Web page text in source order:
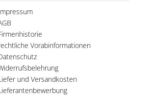
Vorabinformationen
und Versandkosten